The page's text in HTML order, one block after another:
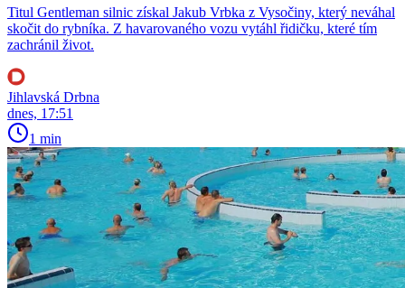
Titul Gentleman silnic získal Jakub Vrbka z Vysočiny, který neváhal
skočit do rybníka. Z havarovaného vozu vytáhl řidičku, které tím
zachránil život.
Jihlavská Drbna
dnes, 17:51
1 min